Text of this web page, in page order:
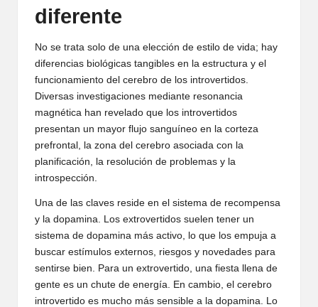
diferente
No se trata solo de una elección de estilo de vida; hay
diferencias biológicas tangibles en la estructura y el
funcionamiento del cerebro de los introvertidos.
Diversas investigaciones mediante resonancia
magnética han revelado que los introvertidos
presentan un mayor flujo sanguíneo en la corteza
prefrontal, la zona del cerebro asociada con la
planificación, la resolución de problemas y la
introspección.
Una de las claves reside en el sistema de recompensa
y la dopamina. Los extrovertidos suelen tener un
sistema de dopamina más activo, lo que los empuja a
buscar estímulos externos, riesgos y novedades para
sentirse bien. Para un extrovertido, una fiesta llena de
gente es un chute de energía. En cambio, el cerebro
introvertido es mucho más sensible a la dopamina. Lo